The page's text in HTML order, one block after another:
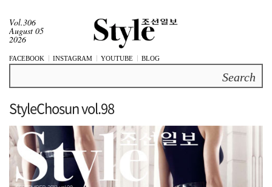
Vol.306
August 05
2026
FACEBOOK INSTAGRAM YOUTUBE BLOG
StyleChosun vol.98